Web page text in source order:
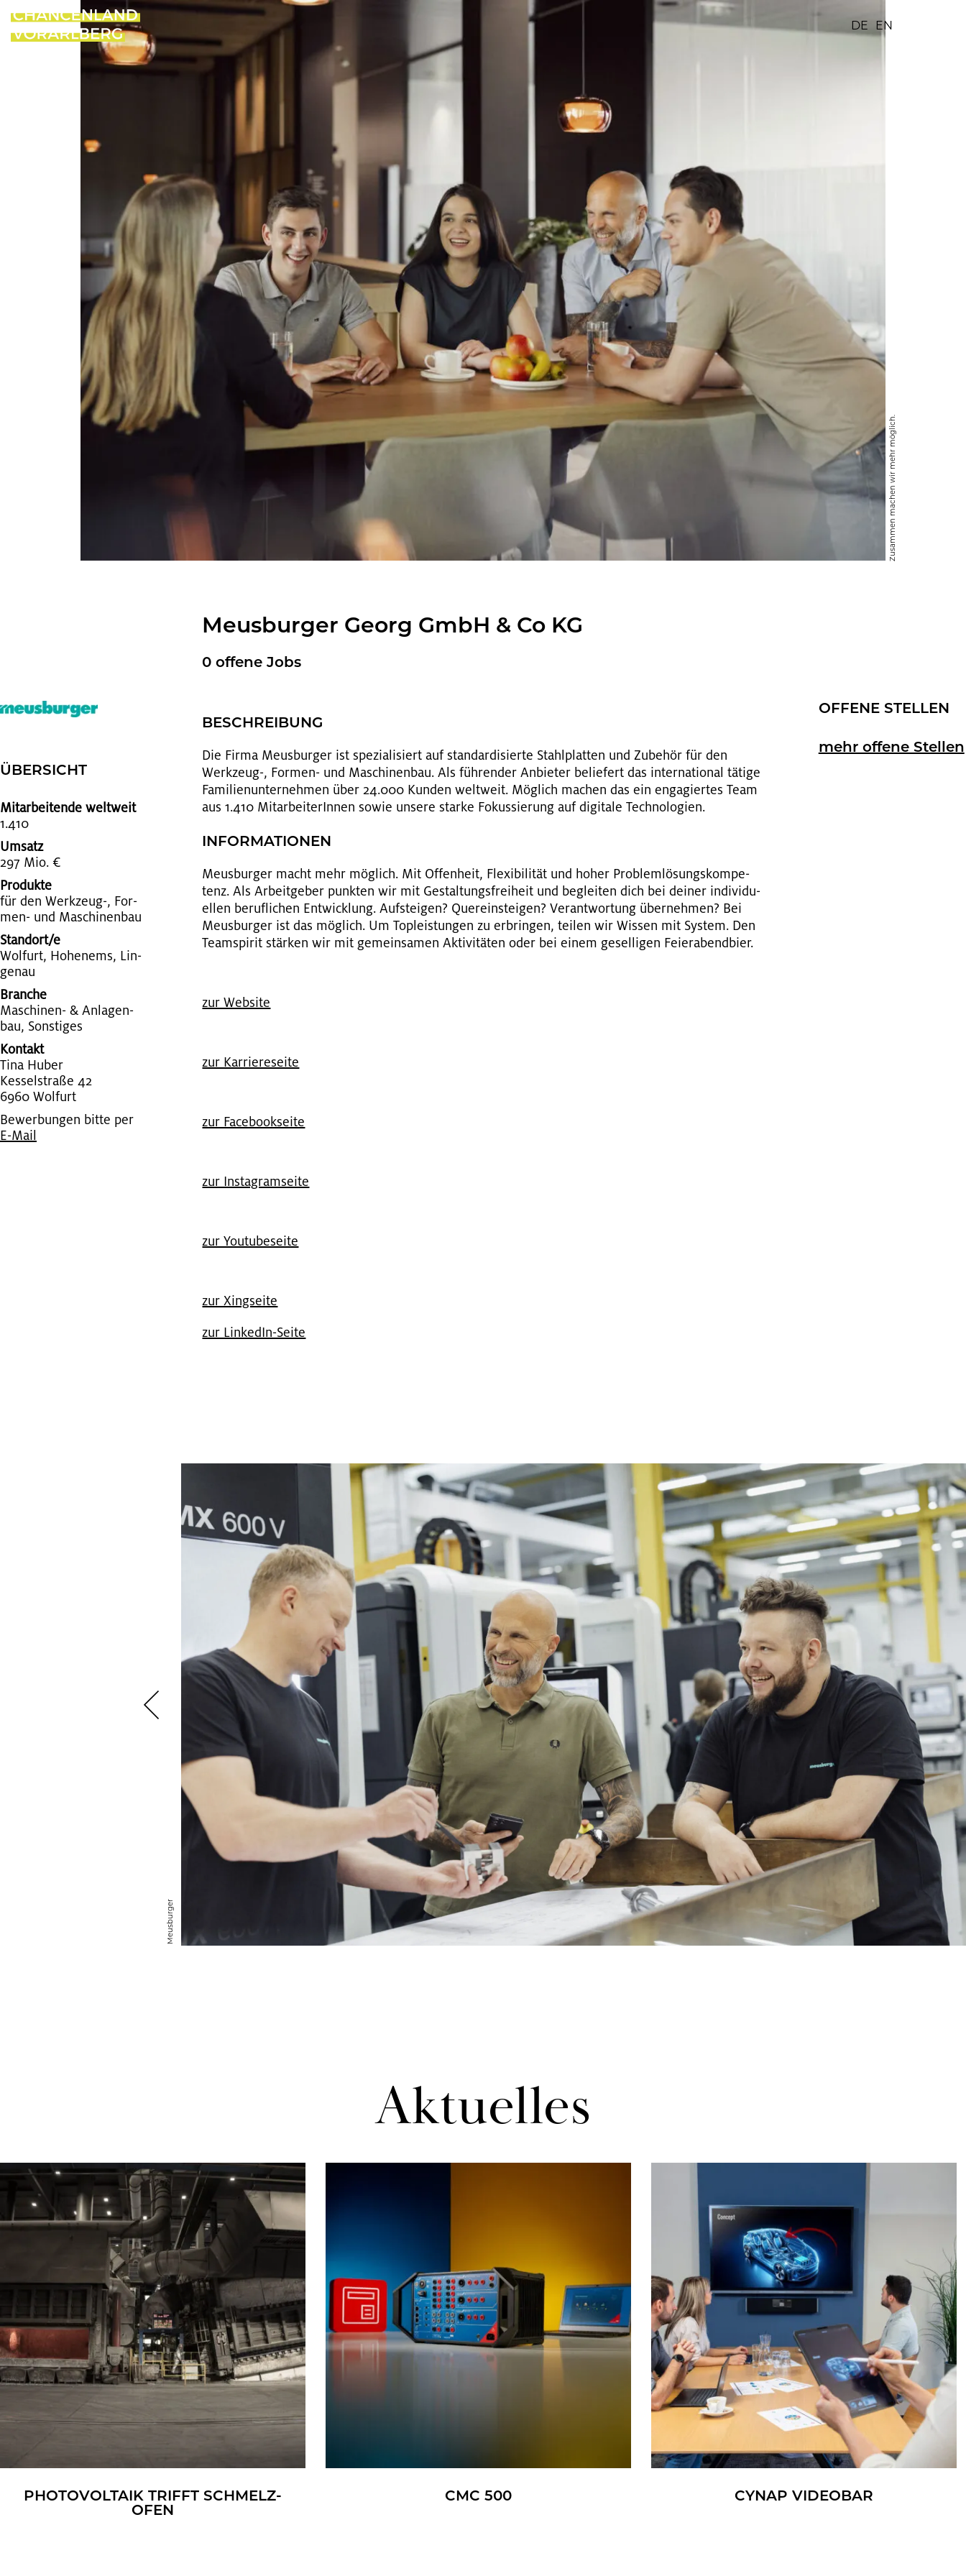
DE EN
Zusammen machen wir mehr möglich.
Meus­bur­ger Georg GmbH & Co KG
0 of­fe­ne Jobs
BE­SCHREI­BUNG
Die Firma Meus­bur­ger ist spe­zia­li­siert auf stan­dar­di­sier­te Stahl­plat­ten und Zu­be­hör für den
Werk­zeug-, For­men- und Ma­schi­nen­bau. Als füh­ren­der An­bie­ter be­lie­fert das in­ter­na­tio­nal tä­ti­ge
Fa­mi­li­en­un­ter­neh­men über 24.000 Kun­den welt­weit. Mög­lich ma­chen das ein en­ga­gier­tes Team
aus 1.410 Mit­ar­bei­te­rIn­nen sowie un­se­re star­ke Fo­kus­sie­rung auf di­gi­ta­le Tech­no­lo­gi­en.
IN­FOR­MA­TIO­NEN
Meus­bur­ger macht mehr mög­lich. Mit Of­fen­heit, Fle­xi­bi­li­tät und hoher Pro­blem­lö­sungs­kom­pe­
tenz. Als Ar­beit­ge­ber punk­ten wir mit Ge­stal­tungs­frei­heit und be­glei­ten dich bei dei­ner in­di­vi­du­
el­len be­ruf­li­chen Ent­wick­lung. Auf­stei­gen? Quer­ein­stei­gen? Ver­ant­wor­tung über­neh­men? Bei
Meus­bur­ger ist das mög­lich. Um Top­leis­tun­gen zu er­brin­gen, tei­len wir Wis­sen mit Sys­tem. Den
Team­spi­rit stär­ken wir mit ge­mein­sa­men Ak­ti­vi­tä­ten oder bei einem ge­sel­li­gen Fei­er­abend­bier.
zur Web­site
zur Kar­rie­re­sei­te
zur Face­book­sei­te
zur In­sta­gram­sei­te
zur You­tube­sei­te
zur Xing­sei­te
zur Lin­kedIn-Seite
ÜBER­SICHT
Mitarbeitende weltweit
1.410
Umsatz
297 Mio. €
Produkte
für den Werk­zeug-, For­
men- und Ma­schi­nen­bau
Standort/e
Wol­furt, Ho­hen­ems, Lin­
ge­nau
Branche
Ma­schi­nen- & An­la­gen­
bau, Sons­ti­ges
Kontakt
Tina Huber
Kes­sel­stra­ße 42
6960 Wol­furt
Bewerbungen bitte per
E-Mail
OF­FE­NE STEL­LEN
mehr of­fe­ne Stel­len
Meus­bur­ger
Ak­tu­el­les
PHO­TO­VOL­TA­IK TRIFFT SCHMELZ­
OFEN
CMC 500 CYNAP VI­DEO­BAR